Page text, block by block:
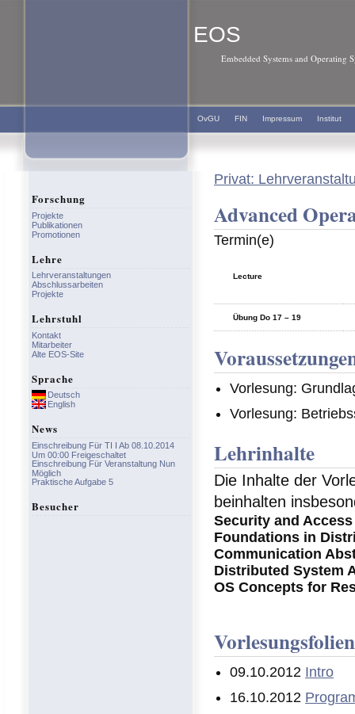
EOS
Embedded Systems and Operating
OvGU FIN Impressum Institut
Privat:
Advanced
Termin(e)
Lecture
Übung Do 17 – 19
Vorlesung:
Vorlesung:
Lehrinhalte
Die Inhalte der
beinhalten
Security and
Foundations in
Communication
Distributed System
OS Concepts for
09.10.2012 Intro
16.10.2012
Forschung
Projekte
Publikationen
Promotionen
Lehre
Lehrveranstaltungen
Abschlussarbeiten
Projekte
Lehrstuhl
Kontakt
Mitarbeiter
Alte EOS-Site
Sprache
Deutsch
English
News
Einschreibung Für TI I Ab 08.10.2014
Um 00:00 Freigeschaltet
Einschreibung Für Veranstaltung Nun
Möglich
Praktische Aufgabe 5
Besucher